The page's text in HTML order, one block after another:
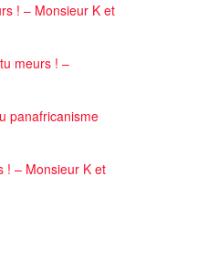
! – Monsieur K et
meurs ! –
panafricanisme
! – Monsieur K et